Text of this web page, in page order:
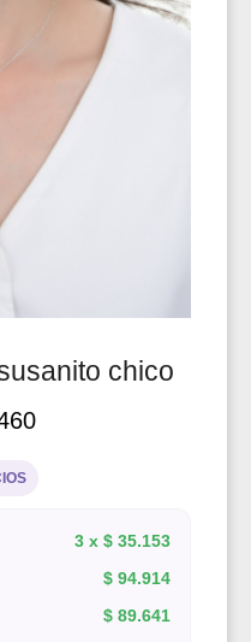
chico
3 x $ 35.153
$ 94.914
$ 89.641